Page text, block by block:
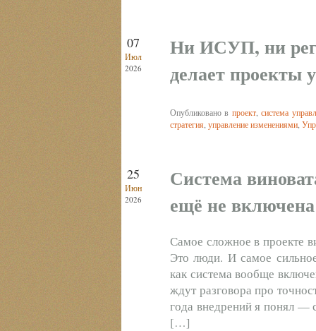
07
Июл
2026
Ни ИСУП, ни
делает проекты
Опубликовано в проект,система
стратегия управление изменениями
25
Июн
2026
Система
ещё не включена
Самое сложное в проекте
Это люди. И самое
как система вообще
ждут разговора про
года внедрений я понял —
[…]